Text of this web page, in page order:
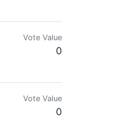
Vote Value
0
Vote Value
0